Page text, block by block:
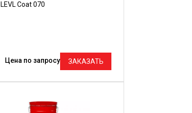
LEVL Coat 070
Цена по запросу ЗАКАЗАТЬ